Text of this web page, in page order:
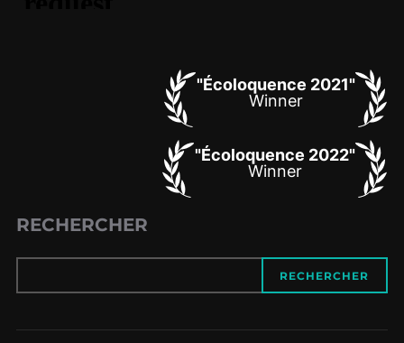
"Écoloquence 2021"
Winner
"Écoloquence 2022"
Winner
RECHERCHER
RECHERCHER